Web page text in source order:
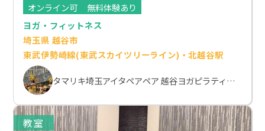
オンライン可
無料体験あり
ヨガ・フィットネス
埼玉県 越谷市
東武伊勢崎線(東武スカイツリーライン)・北越谷駅
タマリキ埼玉アイタペアペア 越谷ヨガピラティススクール
教室